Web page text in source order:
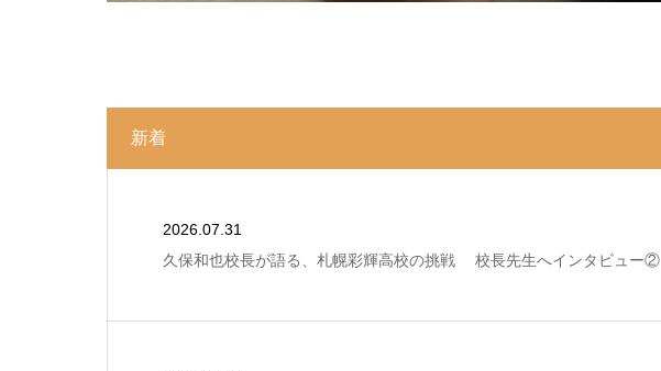
新着
2026.07.31
久保和也校長が語る、札幌彩輝高校の挑戦 校長先生へインタビュー②